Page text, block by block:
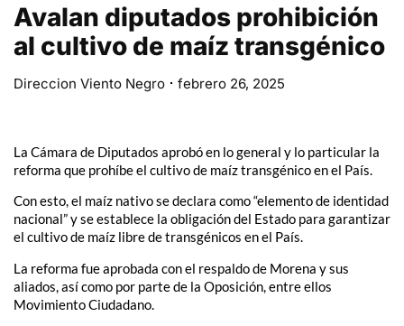
Avalan diputados prohibición
al cultivo de maíz transgénico
Direccion Viento Negro febrero 26, 2025
La Cámara de Diputados aprobó en lo general y lo particular la
reforma que prohíbe el cultivo de maíz transgénico en el País.
Con esto, el maíz nativo se declara como “elemento de identidad
nacional” y se establece la obligación del Estado para garantizar
el cultivo de maíz libre de transgénicos en el País.
La reforma fue aprobada con el respaldo de Morena y sus
aliados, así como por parte de la Oposición, entre ellos
Movimiento Ciudadano.